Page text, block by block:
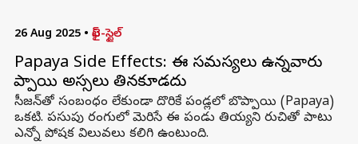
26 Aug 2025 • లైఫ్-స్టైల్
Papaya Side Effects: ఈ సమస్యలు ఉన్నవారు
బొప్పాయి అస్సలు తినకూడదు
సీజన్‌తో సంబంధం లేకుండా దొరికే పండ్లలో బొప్పాయి (Papaya)
ఒకటి. పసుపు రంగులో మెరిసే ఈ పండు తియ్యని రుచితో పాటు
ఎన్నో పోషక విలువలు కలిగి ఉంటుంది.